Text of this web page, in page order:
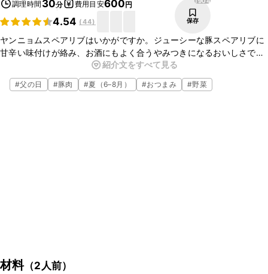
調理時間 30分 費用目安600円
4.54 (44) 保存
ヤンニョムスペアリブはいかがですか。ジューシーな豚スペアリブに
甘辛い味付けが絡み、お酒にもよく合うやみつきになるおいしさで
す。フライパンで手軽にお作りいただけますので、ぜひお試しくださ
いね。
紹介文をすべて見る
#父の日 #豚肉 #夏（6–8月） #おつまみ #野菜
材料（2人前）